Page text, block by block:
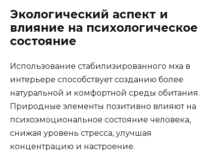
Экологический аспект и
влияние на психологическое
состояние
Использование стабилизированного мха в
интерьере способствует созданию более
натуральной и комфортной среды обитания.
Природные элементы позитивно влияют на
психоэмоциональное состояние человека,
снижая уровень стресса, улучшая
концентрацию и настроение.